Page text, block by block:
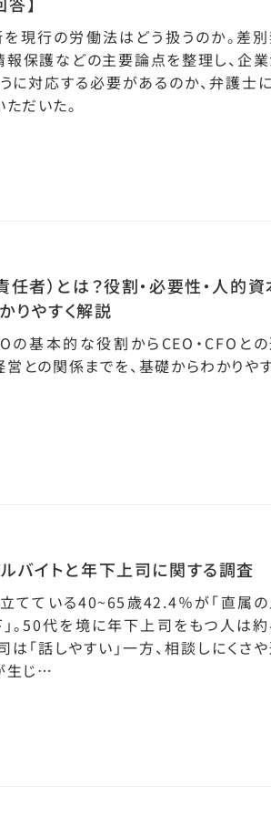
現行の労働法はどう扱うのか。差
報保護などの主要論点を整理し、企
に対応する必要があるのか、弁護士
だいた。
者）とは？役割・必要性・人的資
りやすく解説
の基本的な役割からCEO・CFOと
営との関係までを、基礎からわかりや
ルバイトと年下上司に関する調査
てている40~65歳42.4％が「直属
。50代を境に年下上司をもつ人は
「話しやすい」一方、相談しにくさ
生じ…